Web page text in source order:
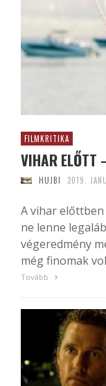
FILMKRITIKA
VIHAR ELŐTT
HUJBI 2019.
A vihar
ne lenne
végeredmény
még finomak
Tovább